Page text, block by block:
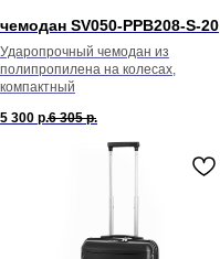
чемодан SV050-PPB208-S-20
Ударопрочный чемодан из
полипропилена на колесах,
компактный
5 300 р.6 305 р.